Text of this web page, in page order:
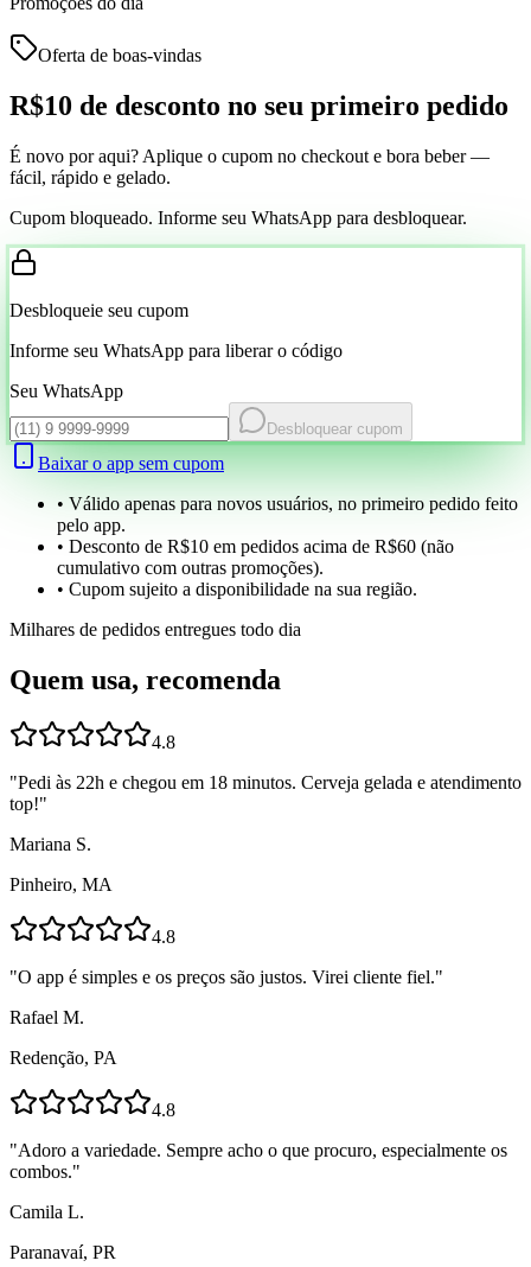
Oferta de boas-vindas
R$10 de desconto no seu primeiro pedido
É novo por aqui? Aplique o cupom no checkout e bora beber —
fácil, rápido e gelado.
Cupom bloqueado. Informe seu WhatsApp para desbloquear.
Desbloqueie seu cupom
Informe seu WhatsApp para liberar o código
Seu WhatsApp
Desbloquear cupom
Baixar o app sem cupom
• Válido apenas para novos usuários, no primeiro pedido feito
pelo app.
• Desconto de R$10 em pedidos acima de R$60 (não
cumulativo com outras promoções).
• Cupom sujeito a disponibilidade na sua região.
Milhares de pedidos entregues todo dia
Quem usa, recomenda
4.8
"Pedi às 22h e chegou em 18 minutos. Cerveja gelada e atendimento
top!"
Mariana S.
Pinheiro, MA
4.8
"O app é simples e os preços são justos. Virei cliente fiel."
Rafael M.
Redenção, PA
4.8
"Adoro a variedade. Sempre acho o que procuro, especialmente os
combos."
Camila L.
Paranavaí, PR